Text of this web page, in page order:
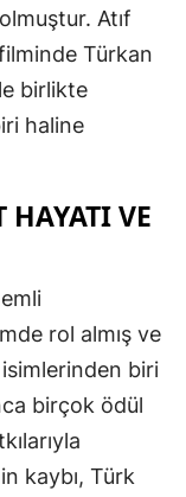
Rize
Samsun
Siirt
Sivas
Atıf
Türkan
birlikte
haline
VE
rol almış ve
isimlerinden biri
birçok ödül
kaybı, Türk